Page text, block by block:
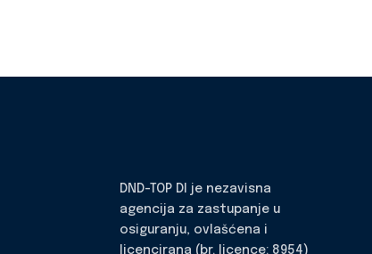
DND-TOP DI je nezavisna
agencija za zastupanje u
osiguranju, ovlašćena i
licencirana (br. licence: 8954)